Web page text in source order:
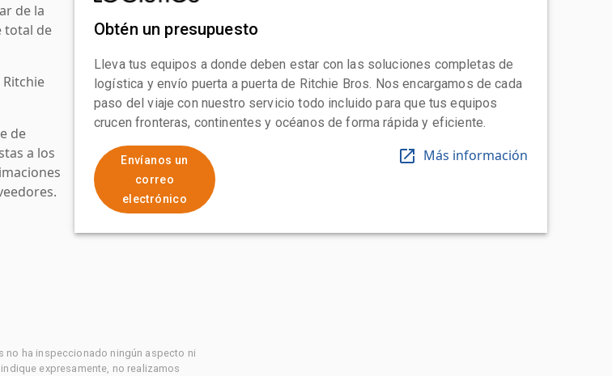
de la
total de
de
a los
Obtén un presupuesto
Lleva tus equipos a donde deben estar con las soluciones completas de
logística y envío puerta a puerta de Ritchie Bros. Nos encargamos de cada
paso del viaje con nuestro servicio todo incluido para que tus equipos
crucen fronteras, continentes y océanos de forma rápida y eficiente.
Envíanos un
correo
electrónico
Más información
no ha inspeccionado ningún aspecto ni
expresamente, no realizamos